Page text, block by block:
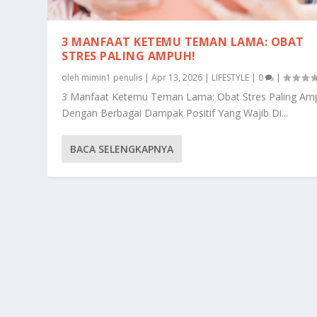
3 MANFAAT KETEMU TEMAN LAMA: OBAT
STRES PALING AMPUH!
oleh mimin1 penulis |Apr 13, 2026 | LIFESTYLE | 0 |
3 Manfaat Ketemu Teman Lama: Obat Stres Paling
Dengan Berbagai Dampak Positif Yang Wajib Di...
BACA SELENGKAPNYA